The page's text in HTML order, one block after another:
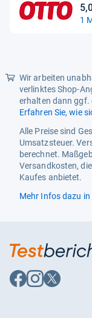
5,0
1
Wir arbeiten
verlinktes Shop-
erhalten dann ggf.
Erfahren Sie, wie
Alle Preise sind
Umsatzsteuer.
berechnet.
Versandkosten,
Kaufes anbietet.
Mehr Infos dazu in
Auf
Facebook
Auf
Instagram
Auf
X